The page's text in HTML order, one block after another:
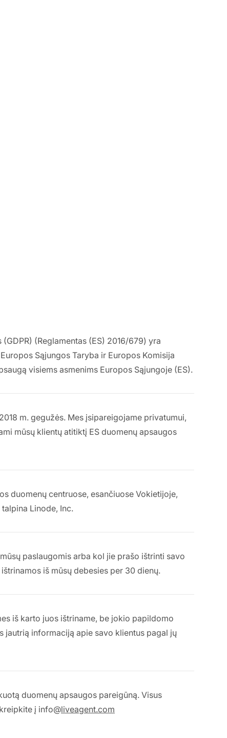
(Reglamentas (ES) 2016/679) yra
Sąjungos Taryba ir Europos Komisija
visiems asmenims Europos Sąjungoje (ES).
m. gegužės. Mes įsipareigojame privatumui,
mūsų klientų atitiktį ES duomenų apsaugos
duomenų centruose, esančiuose Vokietijoje,
Linode, Inc.
paslaugomis arba kol jie prašo ištrinti savo
iš mūsų debesies per 30 dienų.
iš karto juos ištriname, be jokio papildomo
jautrią informaciją apie savo klientus pagal jų
duomenų apsaugos pareigūną. Visus
į info@liveagent.com